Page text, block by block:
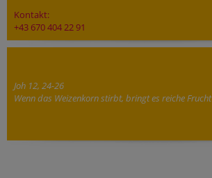
Kontakt:
+43 670 404 22 91
Joh 12, 24-26
Wenn das Weizenkorn stirbt, bringt es reiche Frucht